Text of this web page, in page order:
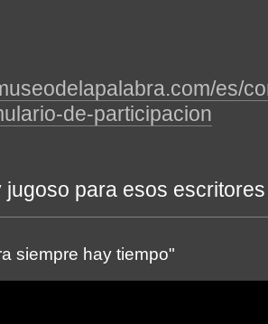
es/
de-participacion
jugoso para esos
siempre hay tiempo"